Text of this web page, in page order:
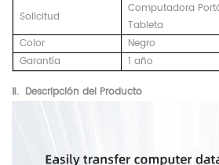
Solicitud
Computadora
Tableta
Color
Negro
Garantía
1 año
Ⅱ. Descripción del Producto